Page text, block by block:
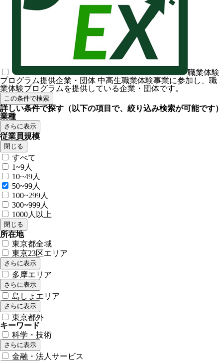
職業体験
プログラム提供企業・団体 中高生職業体験事業に参加し、職
業体験プログラムを提供している企業・団体です。
この条件で検索
詳しい条件で探す （以下の項目で、絞り込み検索が可能です）
業種
さらに表示
従業員規模
閉じる
すべて
1~9人
10~49人
50~99人
100~299人
300~999人
1000人以上
閉じる
所在地
東京都全域
東京23区エリア
さらに表示
多摩エリア
さらに表示
島しょエリア
さらに表示
東京都外
キーワード
科学・技術
さらに表示
金融・法人サービス